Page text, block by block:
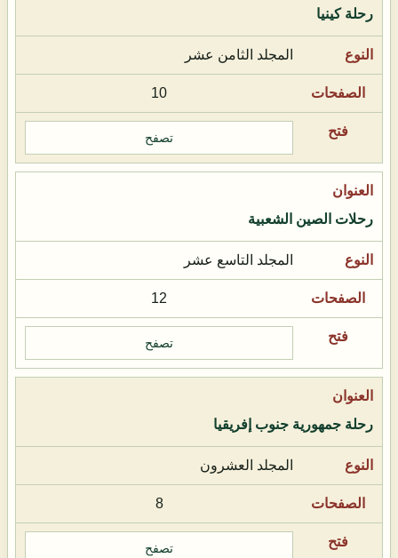
رحلة كينيا
المجلد الثامن عشر
10
تصفح
رحلات الصين الشعبية
المجلد التاسع عشر
12
تصفح
رحلة جمهورية جنوب إفريقيا
المجلد العشرون
8
تصفح